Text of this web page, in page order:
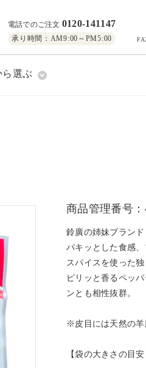
電話でのご注文 0120-141147
承り時間：AM9:00～PM5:00
ら選ぶ
商品管理番号：
鈴廣の姉妹ブランド
パキッとした食感
スパイスを使った
ピリッと香るペッ
ンとも相性抜群。
※皮目には天然の羊
【袋の大きさの目